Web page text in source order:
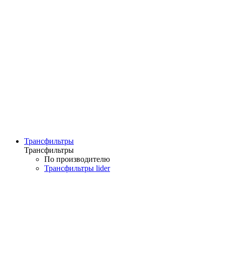
Трансфильтры
Трансфильтры
По производителю
Трансфильтры lider